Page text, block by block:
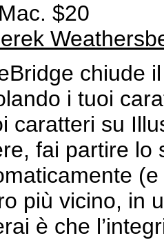
$20
chiude
i tuoi
caratteri su
fai partire lo
più vicino, in
è che